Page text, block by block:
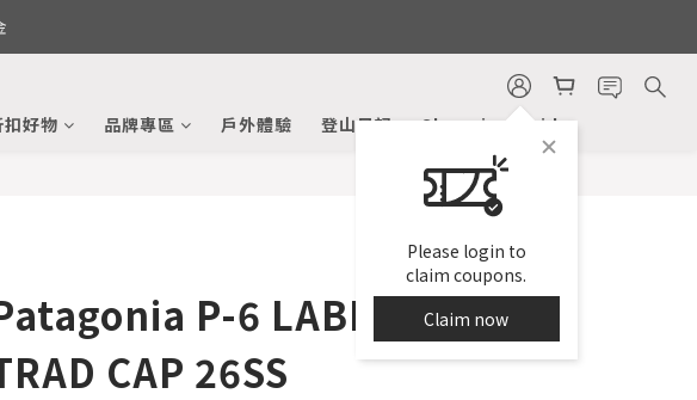
Please login to
claim coupons.
Claim now
好物 品牌專區 戶外體驗 登山日記 Shopping Guide
P-6 LABEL
CAP 26SS
BUY NOW